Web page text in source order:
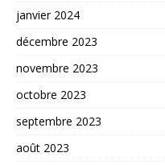
janvier 2024
décembre 2023
novembre 2023
octobre 2023
septembre 2023
août 2023